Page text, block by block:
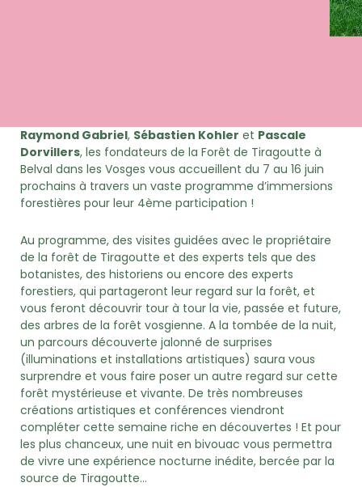
Raymond Gabriel, Sébastien Kohler et Pascale
Dorvillers, les fondateurs de la Forêt de Tiragoutte à
Belval dans les Vosges vous accueillent du 7 au 16 juin
prochains à travers un vaste programme d’immersions
forestières pour leur 4ème participation !
Au programme, des visites guidées avec le propriétaire
de la forêt de Tiragoutte et des experts tels que des
botanistes, des historiens ou encore des experts
forestiers, qui partageront leur regard sur la forêt, et
vous feront découvrir tour à tour la vie, passée et future,
des arbres de la forêt vosgienne. A la tombée de la nuit,
un parcours découverte jalonné de surprises
(illuminations et installations artistiques) saura vous
surprendre et vous faire poser un autre regard sur cette
forêt mystérieuse et vivante. De très nombreuses
créations artistiques et conférences viendront
compléter cette semaine riche en découvertes ! Et pour
les plus chanceux, une nuit en bivouac vous permettra
de vivre une expérience nocturne inédite, bercée par la
source de Tiragoutte…